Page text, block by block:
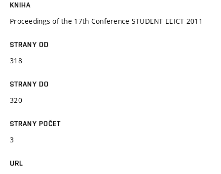
KNIHA
Proceedings of the 17th Conference STUDENT EEICT 2011
STRANY OD
318
STRANY DO
320
STRANY POČET
3
URL